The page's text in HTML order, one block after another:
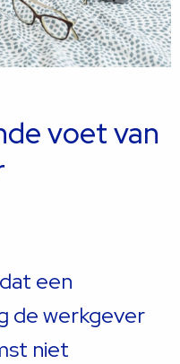
voet van
een
de werkgever
niet